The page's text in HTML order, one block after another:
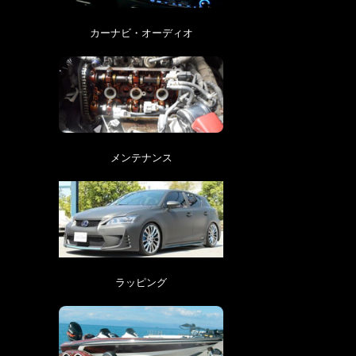
カーナビ・オーディオ
メンテナンス
ラッピング